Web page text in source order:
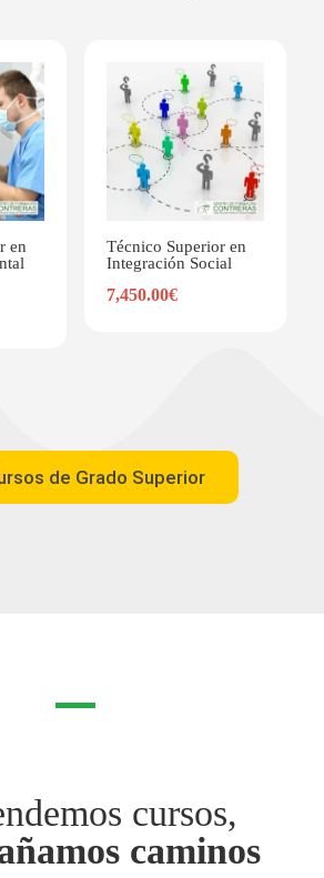
en
Técnico Superior en
Integración Social
7,450.00€
de Grado Superior
cursos,
caminos